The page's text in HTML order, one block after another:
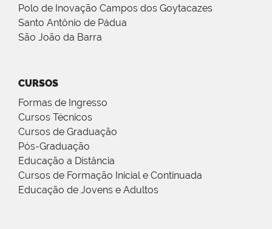
Polo de Inovação Campos dos Goytacazes
Santo Antônio de Pádua
São João da Barra
CURSOS
Formas de Ingresso
Cursos Técnicos
Cursos de Graduação
Pós-Graduação
Educação a Distância
Cursos de Formação Inicial e Continuada
Educação de Jovens e Adultos